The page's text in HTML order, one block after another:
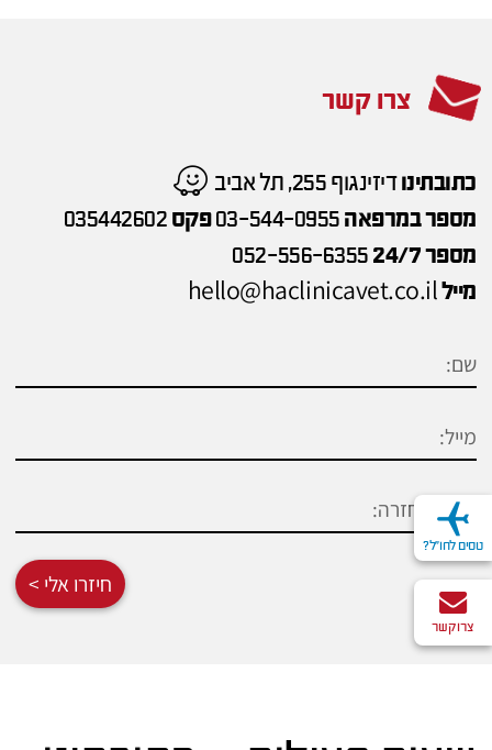
צרו קשר
כתובתינודיזינגוף 255, תל אביב
מספר במרפאה 03-544-0955פקס 035442602
מספר 24/7
052-556-6355
מיילhello@haclinicavet.co.il
חיזרו אלי >
טסים לחו"ל?
צרו קשר